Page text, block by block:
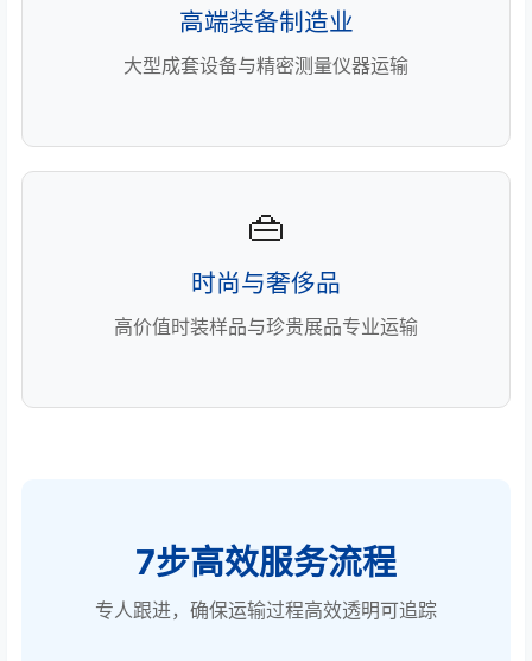
高端装备制造业
大型成套设备与精密测量仪器运输
👜
时尚与奢侈品
高价值时装样品与珍贵展品专业运输
7步高效服务流程
专人跟进，确保运输过程高效透明可追踪